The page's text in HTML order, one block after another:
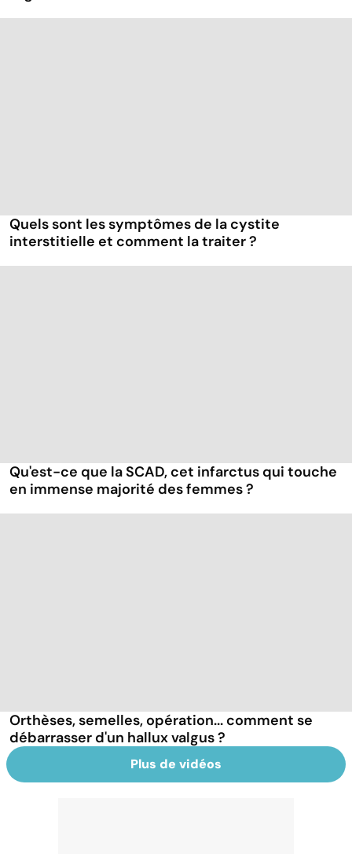
Quels sont les symptômes de la cystite
interstitielle et comment la traiter ?
Qu'est-ce que la SCAD, cet infarctus qui touche
en immense majorité des femmes ?
Orthèses, semelles, opération... comment se
débarrasser d'un hallux valgus ?
Plus de vidéos